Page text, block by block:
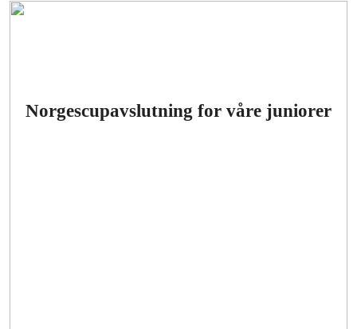
Norgescupavslutning for våre juniorer